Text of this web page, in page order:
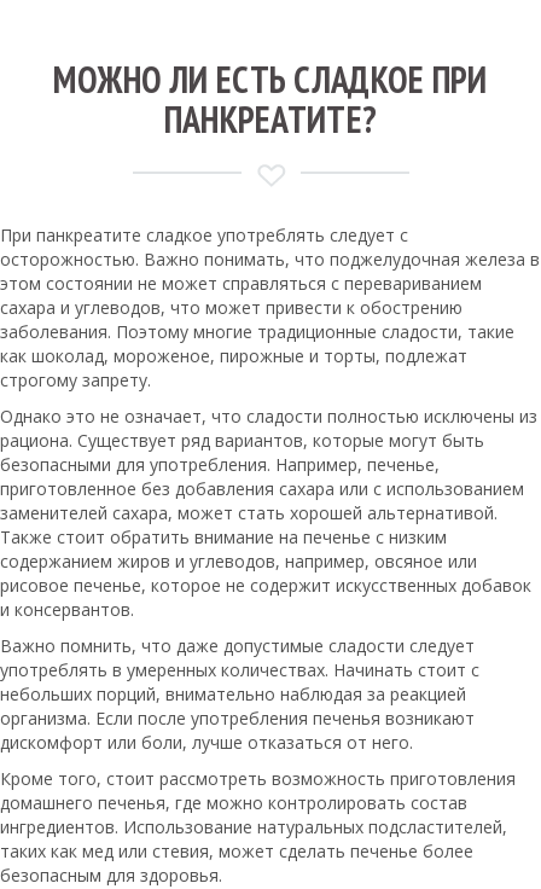
МОЖНО ЛИ ЕСТЬ СЛАДКОЕ ПРИ
ПАНКРЕАТИТЕ?
При панкреатите сладкое употреблять следует с
осторожностью. Важно понимать, что поджелудочная железа в
этом состоянии не может справляться с перевариванием
сахара и углеводов, что может привести к обострению
заболевания. Поэтому многие традиционные сладости, такие
как шоколад, мороженое, пирожные и торты, подлежат
строгому запрету.
Однако это не означает, что сладости полностью исключены из
рациона. Существует ряд вариантов, которые могут быть
безопасными для употребления. Например, печенье,
приготовленное без добавления сахара или с использованием
заменителей сахара, может стать хорошей альтернативой.
Также стоит обратить внимание на печенье с низким
содержанием жиров и углеводов, например, овсяное или
рисовое печенье, которое не содержит искусственных добавок
и консервантов.
Важно помнить, что даже допустимые сладости следует
употреблять в умеренных количествах. Начинать стоит с
небольших порций, внимательно наблюдая за реакцией
организма. Если после употребления печенья возникают
дискомфорт или боли, лучше отказаться от него.
Кроме того, стоит рассмотреть возможность приготовления
домашнего печенья, где можно контролировать состав
ингредиентов. Использование натуральных подсластителей,
таких как мед или стевия, может сделать печенье более
безопасным для здоровья.